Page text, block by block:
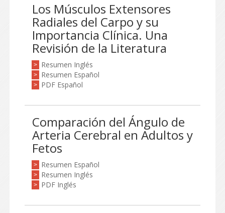
Los Músculos Extensores
Radiales del Carpo y su
Importancia Clínica. Una
Revisión de la Literatura
> Resumen Inglés
> Resumen Español
> PDF Español
Comparación del Ángulo de
Arteria Cerebral en Adultos y
Fetos
> Resumen Español
> Resumen Inglés
> PDF Inglés